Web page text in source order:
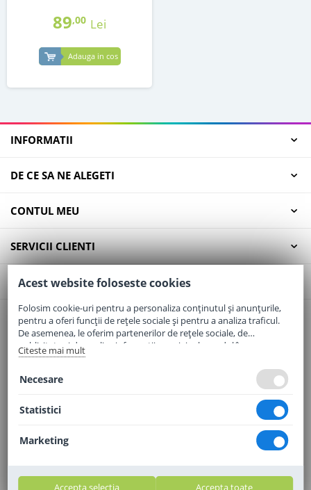
89,00 Lei
Adauga in cos
INFORMATII
DE CE SA NE ALEGETI
CONTUL MEU
SERVICII CLIENTI
CONTACT
Email:office@elaptepraf.ro
Telefon:0745-964-449
Adresa:Sos. Borsului, Nr. 20, Oradea, Jud. Bihor
Acest website foloseste cookies
Folosim cookie-uri pentru a personaliza conținutul și anunțurile,
pentru a oferi funcții de rețele sociale și pentru a analiza traficul.
De asemenea, le oferim partenerilor de rețele sociale, de
publicitate și de analize informații cu privire la modul în care
folosiți site-ul nostru. Aceștia le pot combina cu alte informații
Citeste mai mult
Necesare
Statistici
Marketing
Accepta selectia Accepta toate